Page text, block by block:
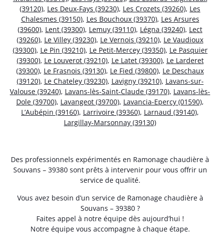
(39120), Les Deux-Fays (39230), Les Crozets (39260), Les
Chalesmes (39150), Les Bouchoux (39370), Les Arsures
(39600), Lent (39300), Lemuy (39110), Légna (39240), Lect
(39260), Le Villey (39230), Le Vernois (39210), Le Vaudioux
(39300), Le Pin (39210), Le Petit-Mercey (39350), Le Pasquier
(39300), Le Louverot (39210), Le Latet (39300), Le Larderet
(39300), Le Frasnois (39130), Le Fied (39800), Le Deschaux
(39120), Le Chateley (39230), Lavigny (39210), Lavans-sur-
Valouse (39240), Lavans-lès-Saint-Claude (39170), Lavans-lès-
Dole (39700), Lavangeot (39700), Lavancia-Epercy (01590),
L’Aubépin (39160), Larrivoire (39360), Larnaud (39140),
Largillay-Marsonnay (39130)
Des professionnels expérimentés en Ramonage chaudière à
Souvans – 39380 sont prêts à intervenir pour vous offrir un
service de qualité.
Vous avez besoin d’un service de Ramonage chaudière à
Souvans – 39380 ?
Faites appel à notre équipe dès aujourd’hui !
Notre équipe vous accompagne à chaque étape.